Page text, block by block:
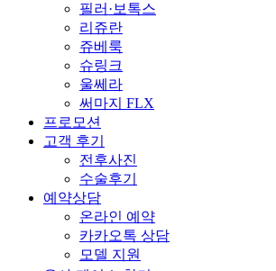
필러·보톡스
리쥬란
쥬베룩
슈링크
울쎄라
써마지 FLX
프로모션
고객 후기
전후사진
수술후기
예약상담
온라인 예약
카카오톡 상담
모델 지원